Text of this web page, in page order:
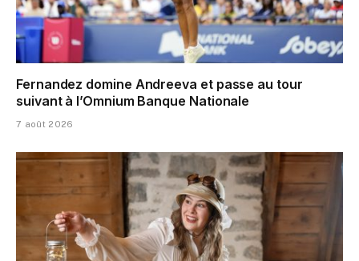
Fernandez domine Andreeva et passe au tour
suivant à l’Omnium Banque Nationale
7 août 2026